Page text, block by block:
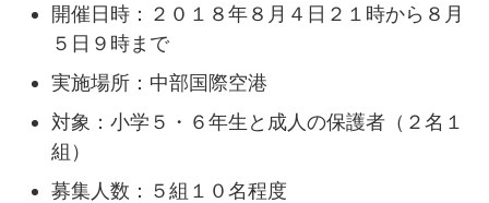
開催日時：２０１８年８月４日２１時から８月
５日９時まで
実施場所：中部国際空港
対象：小学５・６年生と成人の保護者（２名１
組）
募集人数：５組１０名程度